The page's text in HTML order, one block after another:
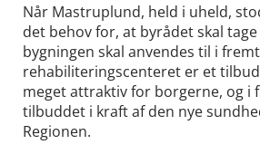
Når Mastruplund, held i uheld,
det behov for, at byrådet skal
bygningen skal anvendes til i
rehabiliteringscenteret er et
meget attraktiv for borgerne, og i
tilbuddet i kraft af den nye
Regionen.